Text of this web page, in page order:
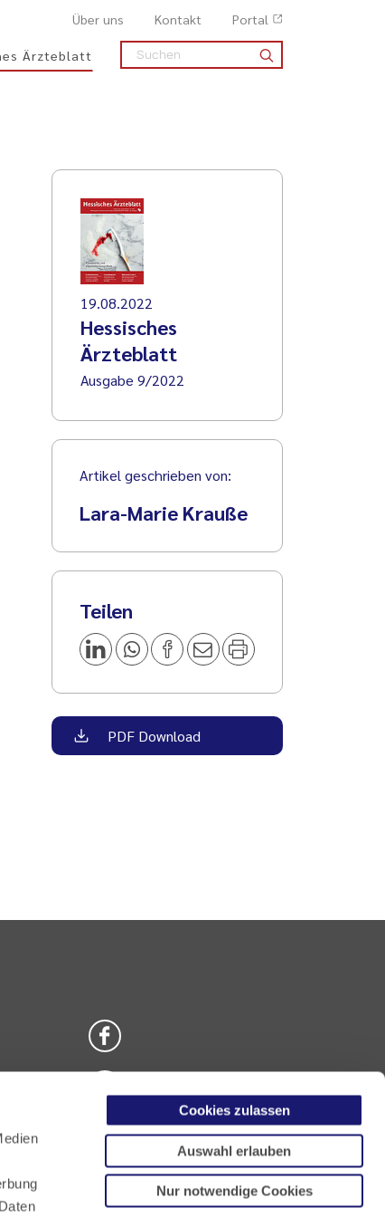
Cookies zulassen
Auswahl erlauben
Nur notwendige Cookies
Über uns Kontakt Portal
Ärzteblatt
19.08.2022
Hessisches
Ärzteblatt
Ausgabe 9/2022
Artikel geschrieben von:
Lara-Marie Krauße
Teilen
PDF Download